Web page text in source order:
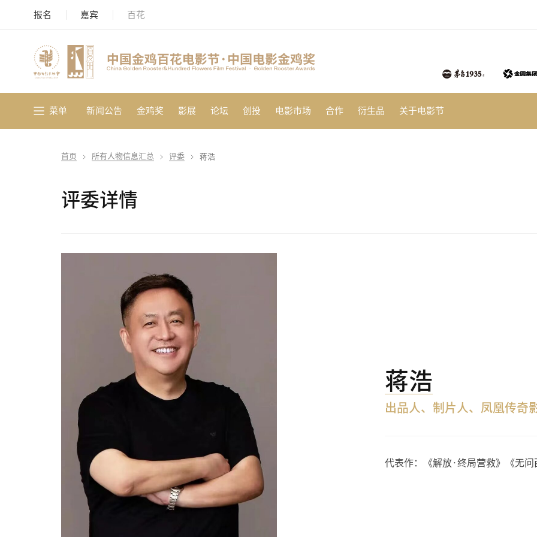
报名 嘉宾 百花
菜单 新闻公告 金鸡奖 影展 论坛 创投 电影市场 合作 衍生品 关于电影节
首页 所有人物信息汇总 评委 蒋浩
评委详情
蒋浩
出品人、制片人、凤凰传奇
代表作：《解放·终局营救》《无